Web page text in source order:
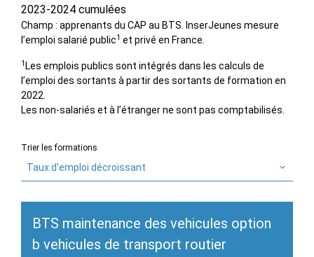
2023-2024 cumulées
Champ : apprenants du CAP au BTS. InserJeunes mesure
l’emploi salarié public1 et privé en France.
1 Les emplois publics sont intégrés dans les calculs de
l’emploi des sortants à partir des sortants de formation en
2022.
Les non-salariés et à l’étranger ne sont pas comptabilisés.
Trier les formations
Taux d'emploi décroissant
BTS maintenance des vehicules option
b vehicules de transport routier